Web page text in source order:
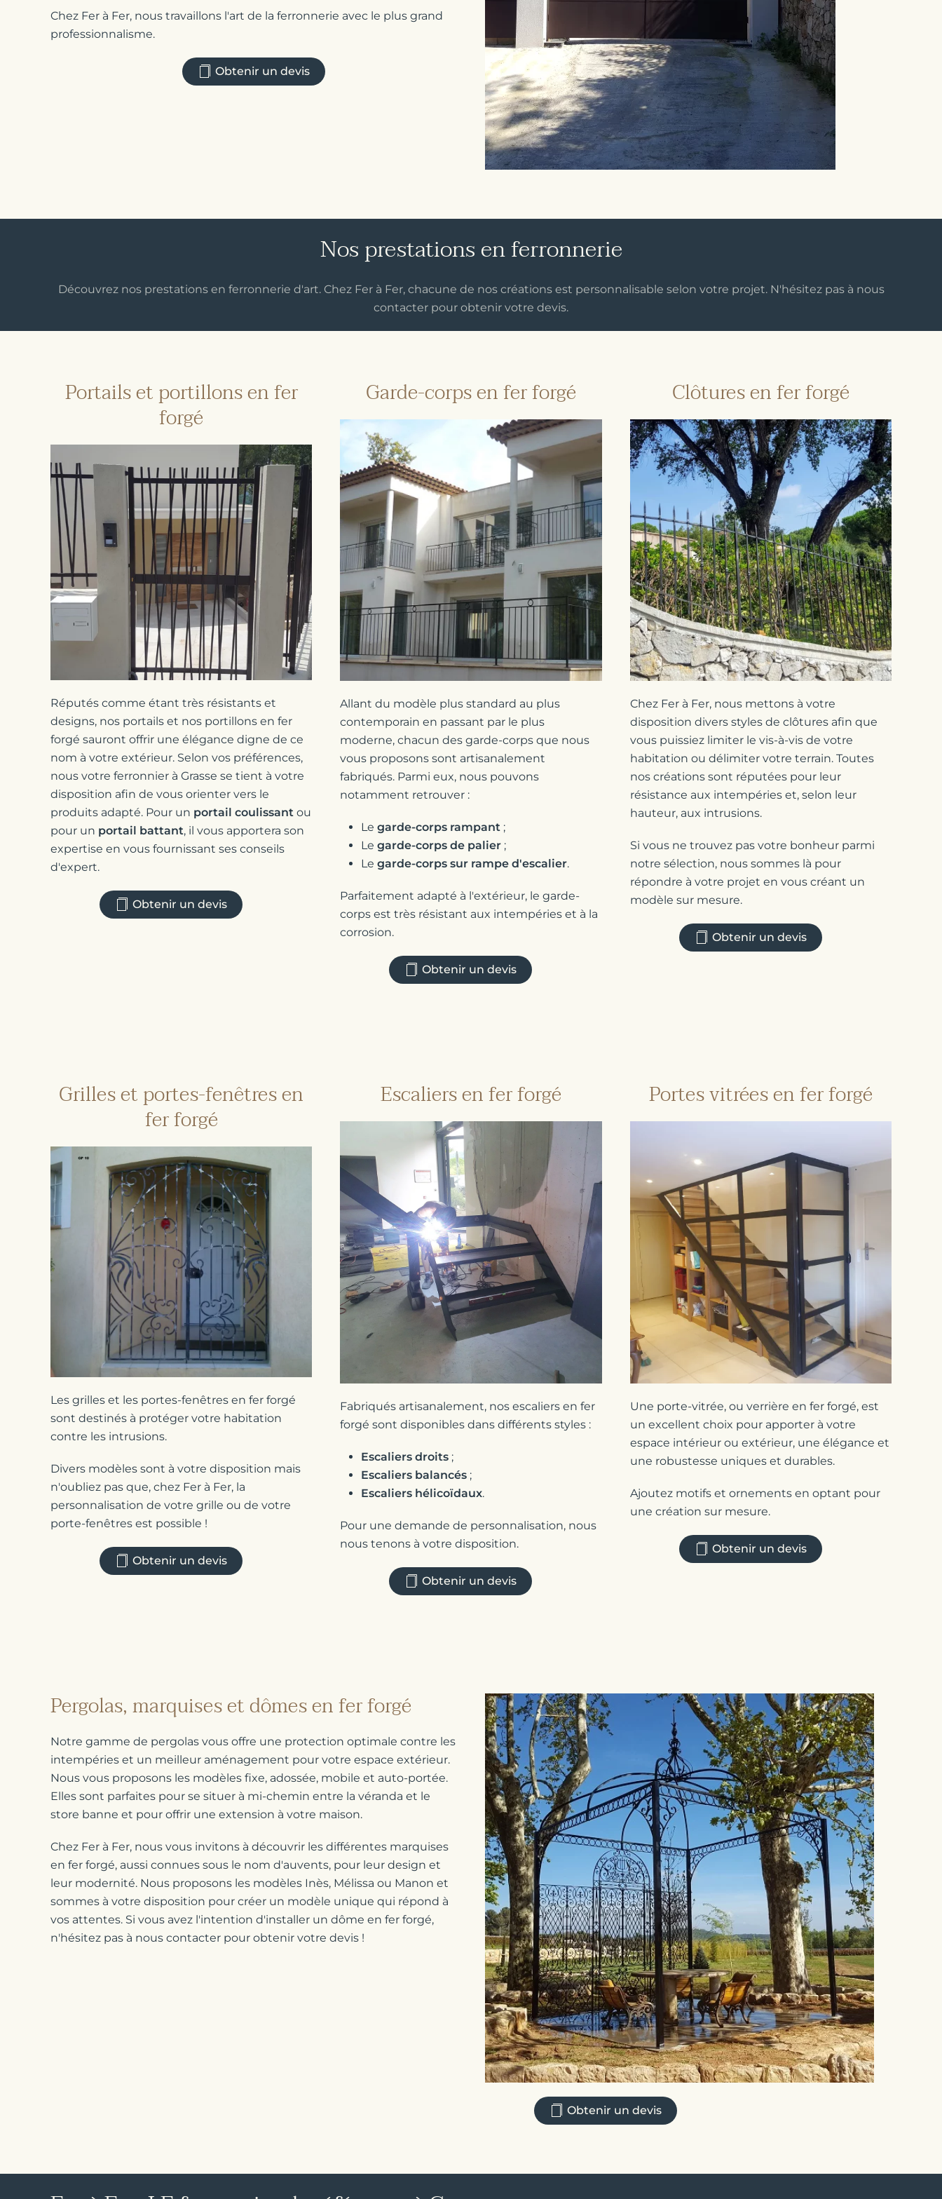
Chez Fer à Fer, nous travaillons l'art de la ferronnerie avec le plus grand
professionnalisme.
Obtenir un devis
Nos prestations en ferronnerie
Découvrez nos prestations en ferronnerie d'art. Chez Fer à Fer, chacune de nos créations est personnalisable selon votre projet. N'hésitez pas à nous
contacter pour obtenir votre devis.
Portails et portillons en fer
forgé
Réputés comme étant très résistants et
designs, nos portails et nos portillons en fer
forgé sauront offrir une élégance digne de ce
nom à votre extérieur. Selon vos préférences,
nous votre ferronnier à Grasse se tient à votre
disposition afin de vous orienter vers le
produits adapté. Pour un portail coulissant ou
pour un portail battant, il vous apportera son
expertise en vous fournissant ses conseils
d'expert.
Obtenir un devis
Garde-corps en fer forgé
Allant du modèle plus standard au plus
contemporain en passant par le plus
moderne, chacun des garde-corps que nous
vous proposons sont artisanalement
fabriqués. Parmi eux, nous pouvons
notamment retrouver :
Le garde-corps rampant ;
Legarde-corps de palier ;
Le garde-corps sur rampe d'escalier.
Parfaitement adapté à l'extérieur, le garde-
corps est très résistant aux intempéries et à la
corrosion.
Obtenir un devis
Clôtures en fer forgé
Chez Fer à Fer, nous mettons à votre
disposition divers styles de clôtures afin que
vous puissiez limiter le vis-à-vis de votre
habitation ou délimiter votre terrain. Toutes
nos créations sont réputées pour leur
résistance aux intempéries et, selon leur
hauteur, aux intrusions.
Si vous ne trouvez pas votre bonheur parmi
notre sélection, nous sommes là pour
répondre à votre projet en vous créant un
modèle sur mesure.
Obtenir un devis
Grilles et portes-fenêtres en
fer forgé
Les grilles et les portes-fenêtres en fer forgé
sont destinés à protéger votre habitation
contre les intrusions.
Divers modèles sont à votre disposition mais
n'oubliez pas que, chez Fer à Fer, la
personnalisation de votre grille ou de votre
porte-fenêtres est possible !
Obtenir un devis
Escaliers en fer forgé
Fabriqués artisanalement, nos escaliers en fer
forgé sont disponibles dans différents styles :
Escaliers droits ;
Escaliers balancés ;
Escaliers hélicoïdaux.
Pour une demande de personnalisation, nous
nous tenons à votre disposition.
Obtenir un devis
Portes vitrées en fer forgé
Une porte-vitrée, ou verrière en fer forgé, est
un excellent choix pour apporter à votre
espace intérieur ou extérieur, une élégance et
une robustesse uniques et durables.
Ajoutez motifs et ornements en optant pour
une création sur mesure.
Obtenir un devis
Pergolas, marquises et dômes en fer forgé
Notre gamme de pergolas vous offre une protection optimale contre les
intempéries et un meilleur aménagement pour votre espace extérieur.
Nous vous proposons les modèles fixe, adossée, mobile et auto-portée.
Elles sont parfaites pour se situer à mi-chemin entre la véranda et le
store banne et pour offrir une extension à votre maison.
Chez Fer à Fer, nous vous invitons à découvrir les différentes marquises
en fer forgé, aussi connues sous le nom d'auvents, pour leur design et
leur modernité. Nous proposons les modèles Inès, Mélissa ou Manon et
sommes à votre disposition pour créer un modèle unique qui répond à
vos attentes. Si vous avez l'intention d'installer un dôme en fer forgé,
n'hésitez pas à nous contacter pour obtenir votre devis !
Obtenir un devis